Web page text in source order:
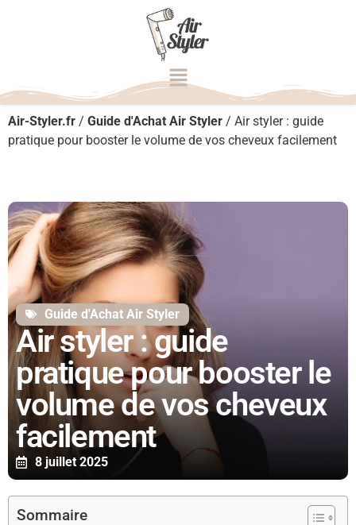
Air-Styler.fr / Guide d'Achat Air Styler / Air styler : guide
pratique pour booster le volume de vos cheveux facilement
Guide d'Achat Air Styler
Air styler : guide
pratique pour booster le
volume de vos cheveux
facilement
8 juillet 2025
Sommaire